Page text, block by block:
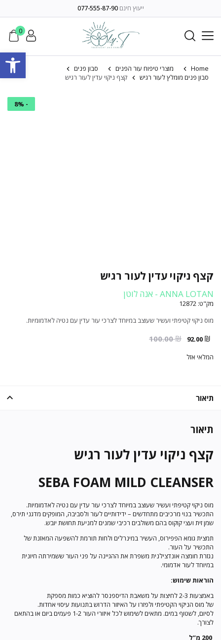
ייעוץ חינם 077-555-87-90
0
Home מוצרי טיפוח עור הפנים
סבון פנים
סבון פנים מומלץ לעור רגיש
קצף ניקוי עדין לעור רגיש
- 8%
קצף ניקוי עדין לעור רגיש
ANNA LOTAN - אנה לוטן
מק"ט: 12872
מוס ניקוי קטיפתי ועשיר שעוצב במיוחד לצרכי עור עדין עם נטיה לאדמומיות.
100.00₪
המחיר
היה:
92.00 ₪
המחיר
הוא:
המלאי אזל
תיאור
תיאור
קצף ניקוי עדין לעור רגיש
SEBA FOAM MILD CLEANSER
מוס ניקוי קטיפתי ועשיר שעוצב במיוחד לצרכי עור עדין עם נטיה לאדמומיות.
התכשיר בנוי מרכיבים מתחדשים – ידידותיים לעור ולסביבה, המופקים מדגני תירס,
שמן זית ועצי קוקוס בהם משולבים רכיבי שמנים למניעת תחושת יובש.
תמצית גומא הפפירוס, העשיר במינרלים ולחות תורמת להשפעה המאזנת של
התכשיר על העור.
נגזרת חומצה אונדצילנית משפרת את ההגיינה על פני העור ששמירתה חיונית
במיוחד לעור אדמומי.
הוראות שימוש:
באמצעות 2-3 לחיצות על משאבת הדיספנסר להוציא כמות מספקת
של מוס הניקוי הקטיפתי ולפזרו על האיזור הדרוש בתנועות עיסוי אחדות.
לסיום, לשטוף במים. מתאים לשימוש לכל איזורי העור 1-2 פעמים ביום או בהתאם
לצורך.
פתח